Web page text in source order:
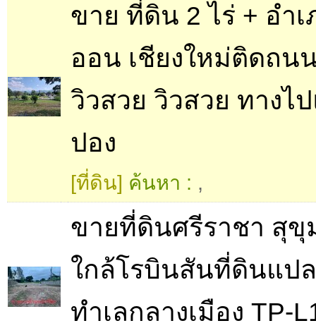
ขาย ที่ดิน 2 ไร่ + อำ
ออน เชียงใหม่ติดถน
วิวสวย วิวสวย ทางไ
ปอง
[ที่ดิน] ค้นหา : ,
ขายที่ดินศรีราชา สุขุ
ใกล้โรบินสันที่ดินแป
ทำเลกลางเมือง TP-